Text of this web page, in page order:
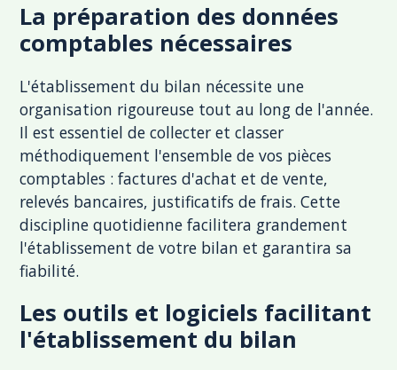
La préparation des données
comptables nécessaires
L'établissement du bilan nécessite une
organisation rigoureuse tout au long de l'année.
Il est essentiel de collecter et classer
méthodiquement l'ensemble de vos pièces
comptables : factures d'achat et de vente,
relevés bancaires, justificatifs de frais. Cette
discipline quotidienne facilitera grandement
l'établissement de votre bilan et garantira sa
fiabilité.
Les outils et logiciels facilitant
l'établissement du bilan